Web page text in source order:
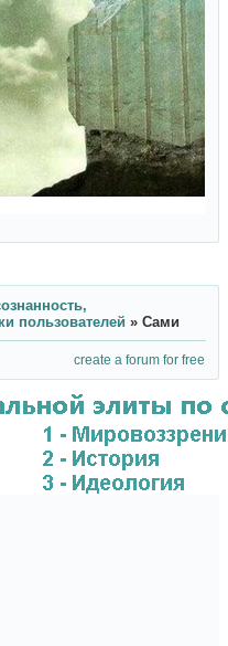
пользователей » Сами
create a forum for free